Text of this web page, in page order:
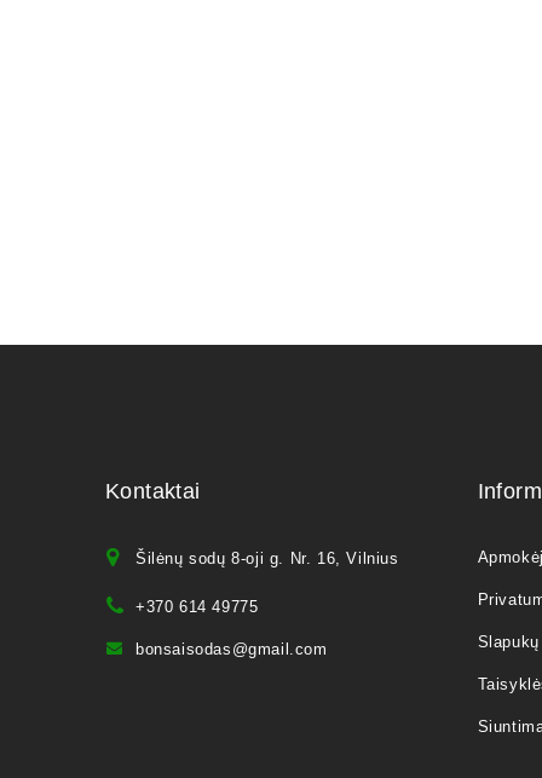
Kontaktai
Šilėnų sodų 8-oji g. Nr. 16, Vilnius
+370 614 49775
bonsaisodas@gmail.com